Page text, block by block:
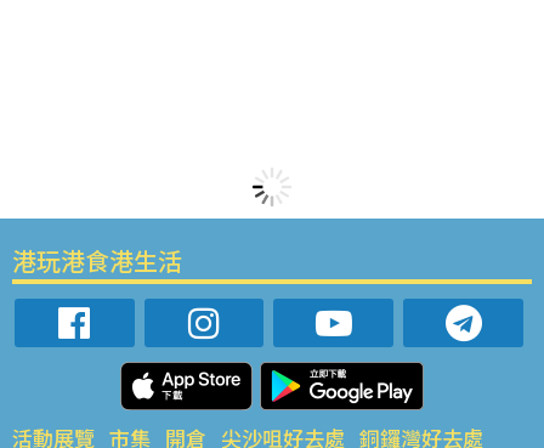
港玩港食港生活
活動展覽 市集 開倉 尖沙咀好去處 銅鑼灣好去處